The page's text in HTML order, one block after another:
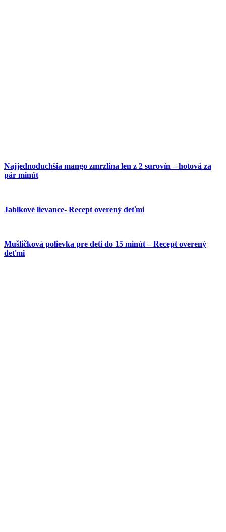
Najjednoduchšia mango zmrzlina len z 2 surovín – hotová za
pár minút
Jablkové lievance- Recept overený deťmi
Mušličková polievka pre deti do 15 minút – Recept overený
deťmi